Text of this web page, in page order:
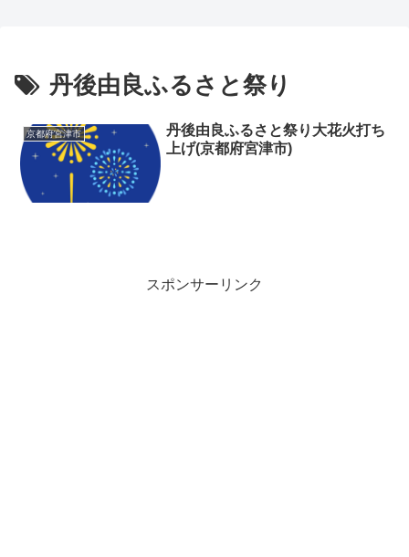
丹後由良ふるさと祭り
京都府宮津市
丹後由良ふるさと祭り大花火打ち
上げ(京都府宮津市)
スポンサーリンク